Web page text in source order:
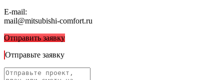
E-mail:
mail@mitsubishi-comfort.ru
Отправить заявку
Отправьте заявку